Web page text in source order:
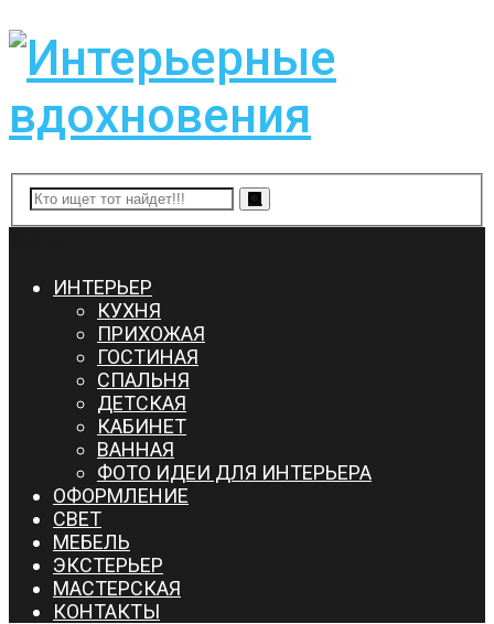
ИНТЕРЬЕР
КУХНЯ
ПРИХОЖАЯ
ГОСТИНАЯ
СПАЛЬНЯ
ДЕТСКАЯ
КАБИНЕТ
ВАННАЯ
ФОТО ИДЕИ ДЛЯ ИНТЕРЬЕРА
ОФОРМЛЕНИЕ
СВЕТ
МЕБЕЛЬ
ЭКСТЕРЬЕР
МАСТЕРСКАЯ
КОНТАКТЫ